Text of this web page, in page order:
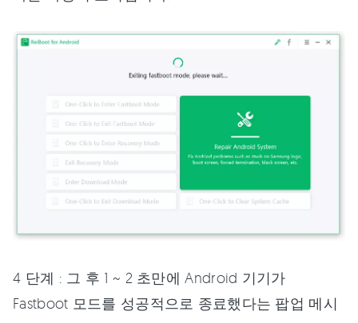
4 단계 : 그 후 1 ~ 2 초만에 Android 기기가
Fastboot 모드를 성공적으로 종료했다는 팝업 메시